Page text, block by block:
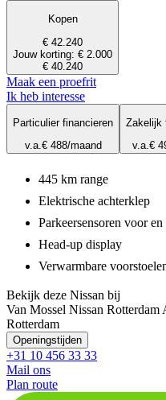
Kopen
€ 42.240
Jouw korting: € 2.000
€ 40.240
Maak een proefrit
Ik heb interesse
Particulier financieren
v.a.€ 488/maand
Zakelijk
v.a.€
445 km range
Elektrische achterklep
Parkeersensoren voor en
Head-up display
Verwarmbare
Bekijk deze Nissan bij
Van Mossel Nissan Rotterdam
Rotterdam
Openingstijden
+31 10 456 33 33
Mail ons
Plan route